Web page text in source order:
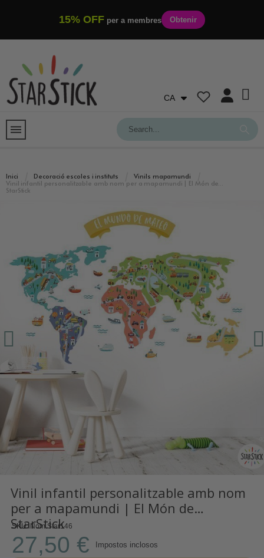
15% OFF per a membres Obtenir
CA
Inici Decoració escoles i instituts
Vinils mapamundi
Vinil infantil personalitzable amb nom per a mapamundi | El Món de…
StarStick
Vinil infantil personalitzable amb nom
per a mapamundi | El Món de…
StarStick
SKU Nom Star146
27,50 € Impostos inclosos